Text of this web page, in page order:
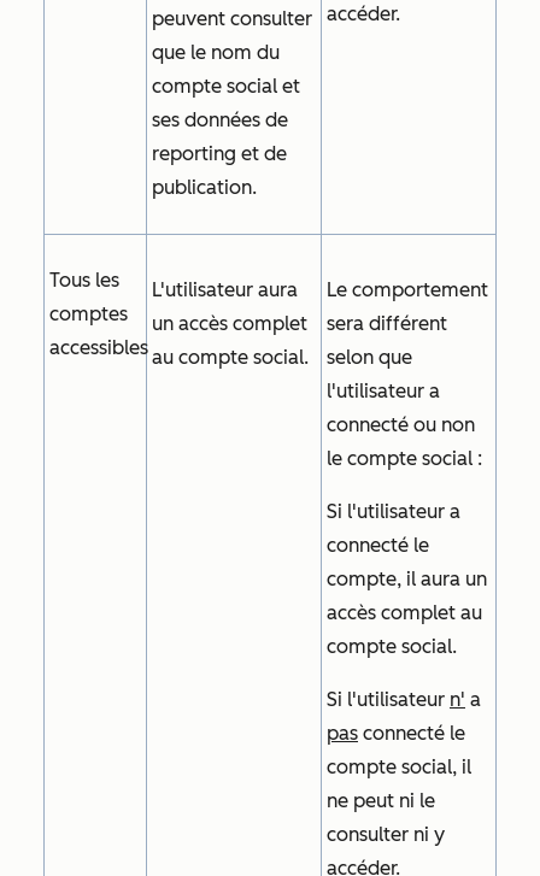
peuvent consulter
que le nom du
compte social et
ses données de
reporting et de
publication.
accéder.
Tous les
comptes
accessibles
L'utilisateur aura
un accès complet
au compte social.
Le comportement
sera différent
selon que
l'utilisateur a
connecté ou non
le compte social :
Si l'utilisateur a
connecté le
compte, il aura un
accès complet au
compte social.
Si l'utilisateur n' a
pas connecté le
compte social, il
ne peut ni le
consulter ni y
accéder.